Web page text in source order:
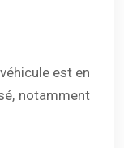
est en
notamment